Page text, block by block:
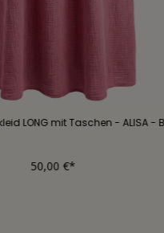
LONG mit Taschen - ALISA -
50,00 €*